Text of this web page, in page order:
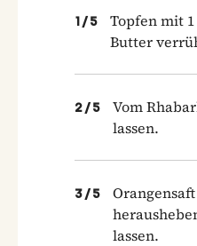
1/5
Topfen mit
Butter
2/5
Vom
lassen.
3/5
lassen.